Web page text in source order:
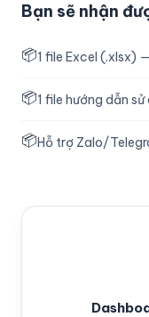
Bạn sẽ nhận
📦1 file Excel (.xlsx)
📦1 file hướng dẫn sử
📦Hỗ trợ Zalo/